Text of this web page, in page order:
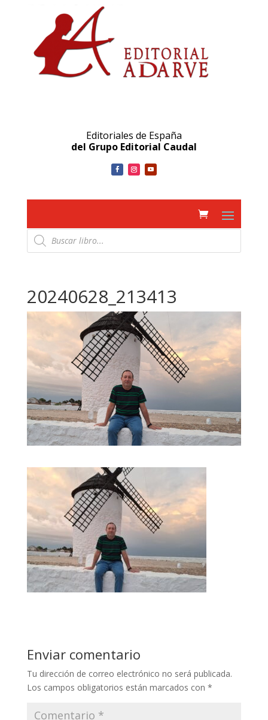
Editoriales de España
del Grupo Editorial Caudal
Búsqueda
de
productos
20240628_213413
Enviar comentario
Tu dirección de correo electrónico no será publicada.
Los campos obligatorios están marcados con *